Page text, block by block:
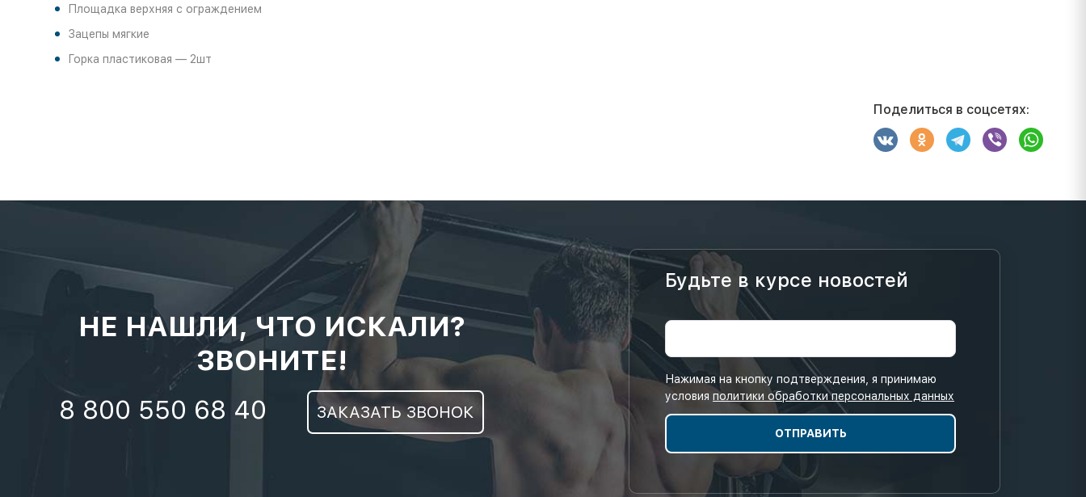
Площадка верхняя с ограждением
Зацепы мягкие
Горка пластиковая — 2шт
Поделиться в соцсетях:
НЕ НАШЛИ, ЧТО ИСКАЛИ?
ЗВОНИТЕ!
8 800 550 68 40 ЗАКАЗАТЬ ЗВОНОК
Будьте в курсе новостей
Нажимая на кнопку подтверждения, я принимаю
условия политики обработки персональных данных